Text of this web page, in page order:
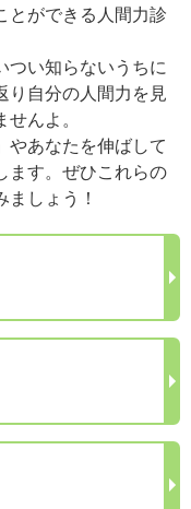
ができる人間力診
つい知らないうちに
り自分の人間力を見
んよ。
やあなたを伸ばして
ます。ぜひこれらの
しょう！